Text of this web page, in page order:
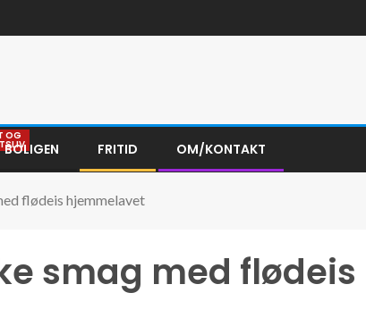
OG
BOLIGEN FRITID OM/KONTAKT
flødeis hjemmelavet
smag med flødeis